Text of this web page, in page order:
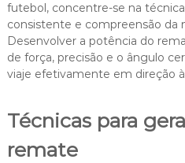
futebol, concentre-se na
consistente e compreensão da
Desenvolver a potência do
de força, precisão e o ângulo
viaje efetivamente em direção à
Técnicas para
remate